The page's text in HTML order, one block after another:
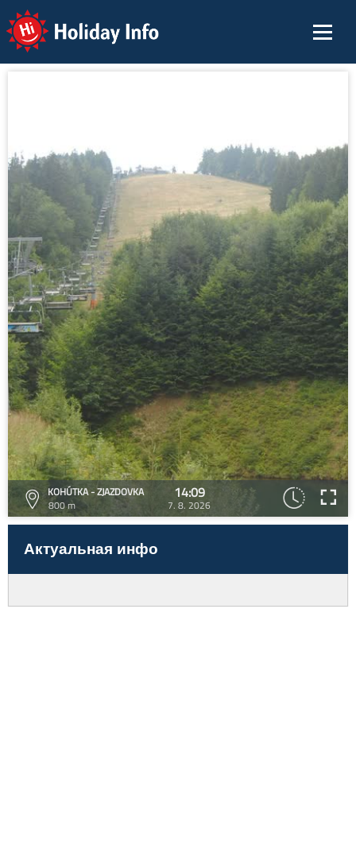
Holiday Info
KOHÚTKA - ZJAZDOVKA
800 m
14:09
7. 8. 2026
Актуальная инфо